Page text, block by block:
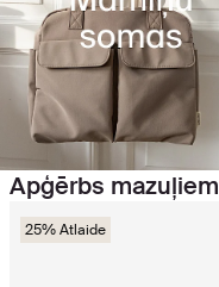
Apģērbs mazuļiem
25% Atlaide